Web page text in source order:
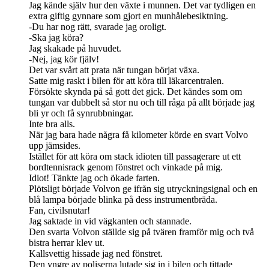
Jag kände själv hur den växte i munnen. Det var tydligen en
extra giftig gynnare som gjort en munhålebesiktning.
-Du har nog rätt, svarade jag oroligt.
-Ska jag köra?
Jag skakade på huvudet.
-Nej, jag kör fjälv!
Det var svårt att prata när tungan börjat växa.
Satte mig raskt i bilen för att köra till läkarcentralen.
Försökte skynda på så gott det gick. Det kändes som om
tungan var dubbelt så stor nu och till råga på allt började jag
bli yr och få synrubbningar.
Inte bra alls.
När jag bara hade några få kilometer körde en svart Volvo
upp jämsides.
Istället för att köra om stack idioten till passagerare ut ett
bordtennisrack genom fönstret och vinkade på mig.
Idiot! Tänkte jag och ökade farten.
Plötsligt började Volvon ge ifrån sig utryckningsignal och en
blå lampa började blinka på dess instrumentbräda.
Fan, civilsnutar!
Jag saktade in vid vägkanten och stannade.
Den svarta Volvon ställde sig på tvären framför mig och två
bistra herrar klev ut.
Kallsvettig hissade jag ned fönstret.
Den yngre av poliserna lutade sig in i bilen och tittade